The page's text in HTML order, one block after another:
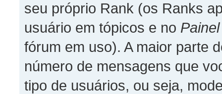
seu próprio Rank (os Ranks
usuário em tópicos e no
fórum em uso). A maior parte
número de mensagens que
tipo de usuários, ou seja,